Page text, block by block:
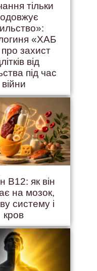
тільки
«ХАБ
захист
від
під час
війни
B12: як він
на мозок,
систему і
кров